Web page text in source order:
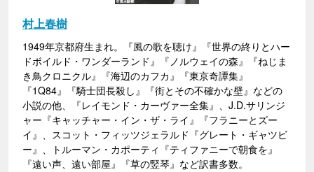
村上春樹
1949年京都府生まれ。『風の歌を聴け』『世界の終りとハー
ドボイルド・ワンダーランド』『ノルウェイの森』『ねじま
き鳥クロニクル』『海辺のカフカ』『東京奇譚集』
『1Q84』『騎士団長殺し』『街とその不確かな壁』などの
小説の他、『レイモンド・カーヴァー全集』、J.D.サリンジ
ャー『キャッチャー・イン・ザ・ライ』『フラニーとズー
イ』、スコット・フィッツジェラルド『グレート・ギャツビ
ー』、トルーマン・カポーティ『ティファニーで朝食を』
『遠い声、遠い部屋』『草の竪琴』など訳書多数。